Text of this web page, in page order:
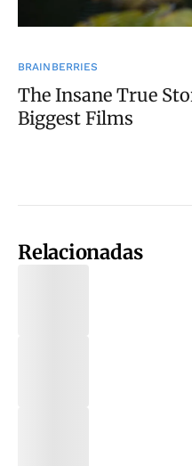
Relacionadas